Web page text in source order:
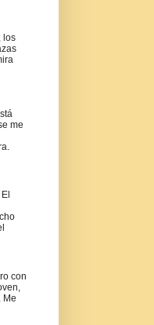
los
me
con
Me